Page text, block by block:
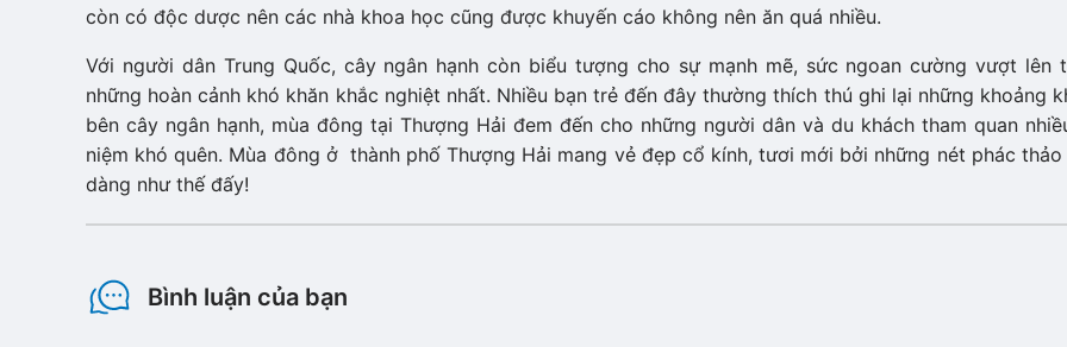
còn có độc dược nên các nhà khoa học cũng được khuyến cáo không nên ăn quá nhiều.
Với người dân Trung Quốc, cây ngân hạnh còn biểu tượng cho sự mạnh mẽ, sức ngoan cường vượt lên
những hoàn cảnh khó khăn khắc nghiệt nhất. Nhiều bạn trẻ đến đây thường thích thú ghi lại những khoảng
bên cây ngân hạnh, mùa đông tại Thượng Hải đem đến cho những người dân và du khách tham quan
niệm khó quên. Mùa đông ở thành phố Thượng Hải mang vẻ đẹp cổ kính, tươi mới bởi những nét phác thảo
dàng như thế đấy!
Bình luận của bạn